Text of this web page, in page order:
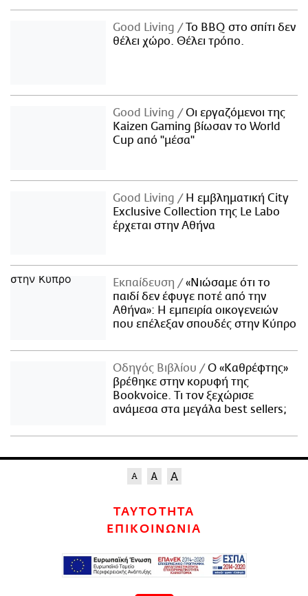
Good Living
Το BBQ στο σπίτι δεν
θέλει χώρο. Θέλει τρόπο.
Good Living
Οι εργαζόμενοι της
Kaizen Gaming βίωσαν το World
Cup από "μέσα"
Good Living
Η εμβληματική City
Exclusive Collection της Le Labo
έρχεται στην Αθήνα
Εκπαίδευση
«Νιώσαμε ότι το
παιδί δεν έφυγε ποτέ από την
Αθήνα»: Η εμπειρία οικογενειών
που επέλεξαν σπουδές στην Κύπρο
Οδηγός Βιβλίου
Ο «Καθρέφτης»
βρέθηκε στην κορυφή της
Bookvoice. Τι τον ξεχώρισε
ανάμεσα στα μεγάλα best sellers;
ΤΑΥΤΟΤΗΤΑ
ΕΠΙΚΟΙΝΩΝΙΑ